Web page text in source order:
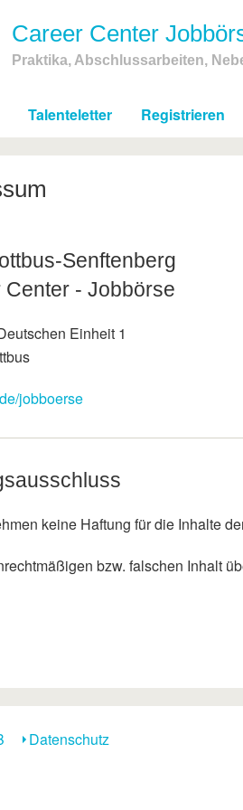
Career Center
Praktika, Abschlussarbeiten,
Talenteletter Registrieren
Senftenberg
Center - Jobbörse
Einheit 1
jobboerse
keine Haftung für die Inhalte
bzw. falschen Inhalt
Datenschutz